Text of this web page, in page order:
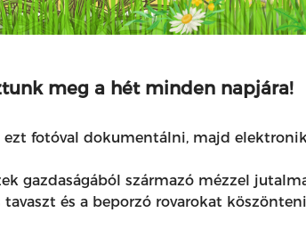
meg a hét minden napjára!
ezt fotóval dokumentálni, majd
gazdaságából származó mézzel
és a beporzó rovarokat